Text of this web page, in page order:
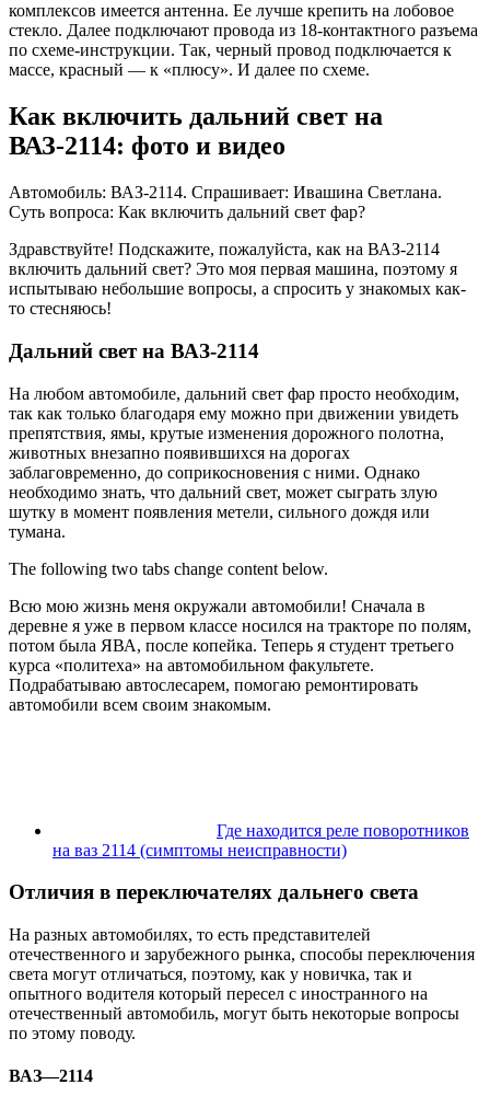
комплексов имеется антенна. Ее лучше крепить на лобовое
стекло. Далее подключают провода из 18-контактного разъема
по схеме-инструкции. Так, черный провод подключается к
массе, красный — к «плюсу». И далее по схеме.
Как включить дальний свет на
ВАЗ-2114: фото и видео
Автомобиль: ВАЗ-2114. Спрашивает: Ивашина Светлана.
Суть вопроса: Как включить дальний свет фар?
Здравствуйте! Подскажите, пожалуйста, как на ВАЗ-2114
включить дальний свет? Это моя первая машина, поэтому я
испытываю небольшие вопросы, а спросить у знакомых как-
то стесняюсь!
Дальний свет на ВАЗ-2114
На любом автомобиле, дальний свет фар просто необходим,
так как только благодаря ему можно при движении увидеть
препятствия, ямы, крутые изменения дорожного полотна,
животных внезапно появившихся на дорогах
заблаговременно, до соприкосновения с ними. Однако
необходимо знать, что дальний свет, может сыграть злую
шутку в момент появления метели, сильного дождя или
тумана.
The following two tabs change content below.
Всю мою жизнь меня окружали автомобили! Сначала в
деревне я уже в первом классе носился на тракторе по полям,
потом была ЯВА, после копейка. Теперь я студент третьего
курса «политеха» на автомобильном факультете.
Подрабатываю автослесарем, помогаю ремонтировать
автомобили всем своим знакомым.
Где находится реле поворотников
на ваз 2114 (симптомы неисправности)
Отличия в переключателях дальнего света
На разных автомобилях, то есть представителей
отечественного и зарубежного рынка, способы переключения
света могут отличаться, поэтому, как у новичка, так и
опытного водителя который пересел с иностранного на
отечественный автомобиль, могут быть некоторые вопросы
по этому поводу.
ВАЗ—2114